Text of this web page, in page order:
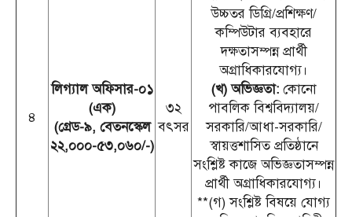
৪
লিগ্যাল অফিসার-০১
(এক)
(গ্রেড-৯, বেতনস্কেল
২২,০০০-৫৩,০৬০/-)
৩২
বৎসর
উচ্চতর ডিগ্রি/প্রশিক্ষণ/
কম্পিউটার ব্যবহারে
দক্ষতাসম্পন্ন প্রার্থী
অগ্রাধিকারযোগ্য।
(খ) অভিজ্ঞতা: কোনো
পাবলিক বিশ্ববিদ্যালয়/
সরকারি/আধা-সরকারি/
স্বায়ত্তশাসিত প্রতিষ্ঠানে
সংশ্লিষ্ট কাজে অভিজ্ঞতাসম্পন্ন
প্রার্থী অগ্রাধিকারযোগ্য।
**(গ) সংশ্লিষ্ট বিষয়ে যোগ্য